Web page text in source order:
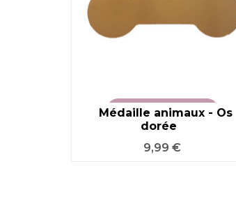
Médaille animaux - Os
dorée
Prix
9,99 €
VOIR LE PRODUIT